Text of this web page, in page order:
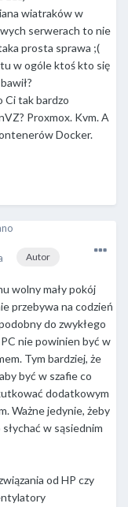
wiatraków w
serwerach to nie
prosta sprawa ;(
w ogóle ktoś kto się
Ci tak bardzo
Proxmox. Kvm. A
Docker.
Autor
wolny mały pokój
przebywa na codzień
do zwykłego
nie powinien być w
Tym bardziej, że
być w szafie co
dodatkowym
Ważne jedynie, żeby
słychać w sąsiednim
od HP czy